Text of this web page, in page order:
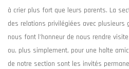
à crier plus fort que leurs parents. La
des relations privilégiées avec plusieurs
nous font l'honneur de nous rendre
ou, plus simplement, pour une halte
de notre section sont les invités